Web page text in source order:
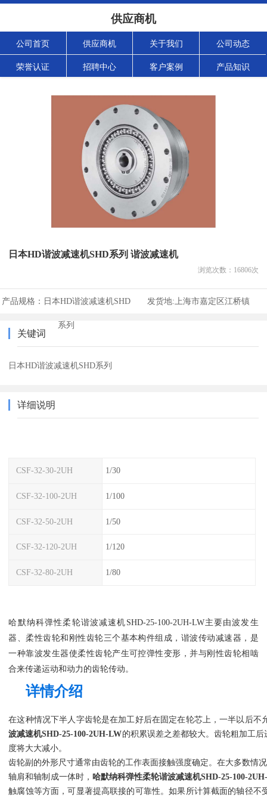
供应商机
公司首页 供应商机 关于我们 公司动态
荣誉认证 招聘中心 客户案例 产品知识
日本HD谐波减速机SHD系列 谐波减速机
浏览次数： 16806次
产品规格： 日本HD谐波减速机SHD
系列
发货地: 上海市嘉定区江桥镇
关键词
日本HD谐波减速机SHD系列
详细说明
CSF-32-30-2UH 1/30
CSF-32-100-2UH 1/100
CSF-32-50-2UH 1/50
CSF-32-120-2UH 1/120
CSF-32-80-2UH 1/80
哈默纳科弹性柔轮谐波减速机SHD-25-100-2UH-LW主要由波发生
器、柔性齿轮和刚性齿轮三个基本构件组成，谐波传动减速器，是
一种靠波发生器使柔性齿轮产生可控弹性变形，并与刚性齿轮相啮
合来传递运动和动力的齿轮传动。
详情介绍
在这种情况下半人字齿轮是在加工好后在固定在轮芯上，一半以后
波减速机SHD-25-100-2UH-LW的积累误差之差都较大。齿轮粗加工
度将大大减小。
齿轮副的外形尺寸通常由齿轮的工作表面接触强度确定。在大多数情
轴肩和轴制成一体时， 哈默纳科弹性柔轮谐波减速机SHD-25-100-
触腐蚀等方面，可显著提高联接的可靠性。如果所计算截面的轴径